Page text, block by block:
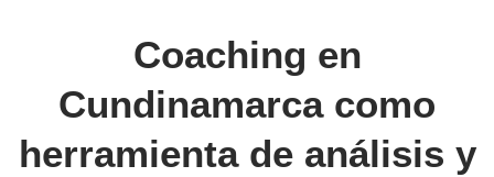
Coaching en
Cundinamarca como
herramienta de análisis y